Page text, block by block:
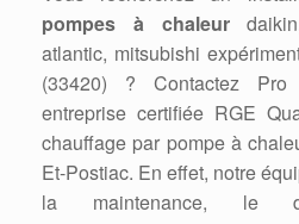
pompes à chaleur
atlantic, mitsubishi
(33420) ? Contactez
entreprise certifiée RGE
chauffage par pompe à
Et-Postiac. En effet, notre
la maintenance, le